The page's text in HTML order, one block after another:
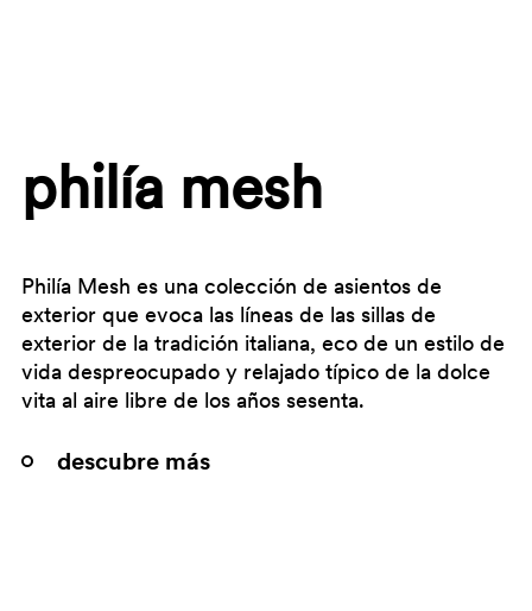
philía mesh
Philía Mesh es una colección de asientos de
exterior que evoca las líneas de las sillas de
exterior de la tradición italiana, eco de un estilo de
vida despreocupado y relajado típico de la dolce
vita al aire libre de los años sesenta.
descubre más